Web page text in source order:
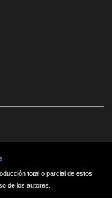
total o parcial de estos
de los autores.